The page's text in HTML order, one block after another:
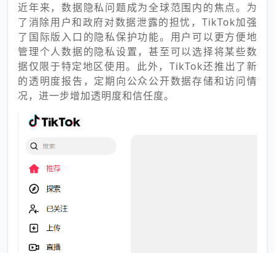
近年来，数据隐私问题成为全球范围内的焦点。为
了消除用户和政府对数据泄露的担忧，TikTok加强
了国际版入口的隐私保护功能。用户可以更方便地
管理个人数据的隐私设置，甚至可以选择将某些数
据仅限于特定地区使用。此外，TikTok还推出了新
的透明度报告，定期向公众公开数据存储和访问情
况，进一步增加透明度和信任度。